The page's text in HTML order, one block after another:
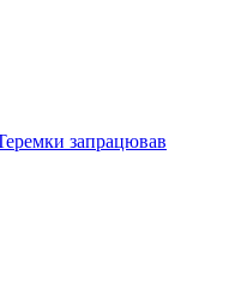
запрацював